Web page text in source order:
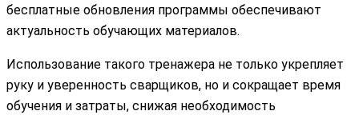
бесплатные обновления программы обеспечивают
актуальность обучающих материалов.
Использование такого тренажера не только укрепляет
руку и уверенность сварщиков, но и сокращает время
обучения и затраты, снижая необходимость